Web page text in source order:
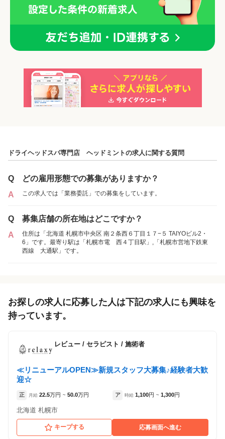
「業務委託」を募集していた店舗
1件の店舗
ドライヘッドスパ専門店 ヘッドミント
徒歩 10分 ）
業務委託
ドライヘッドスパ専門店 ヘッドミントの求人に関する質問
Q
どの雇用形態での募集がありますか？
A
この求人では「業務委託」での募集をしています。
Q
募集店舗の所在地はどこですか？
A
住所は「北海道 札幌市中央区 南２条西６丁目１７−５ TAIYOビル2・
6」です。最寄り駅は「札幌市電 西４丁目駅」,「札幌市営地下鉄東
西線 大通駅」です。
お探しの求人に応募した人は下記の求人にも興味を
持っています。
レビュー / セラピスト / 施術者
≪リニューアルOPEN≫新規スタッフ大募集♪経験者大歓
迎☆
正 月給 22.5万円 ~ 50.0万円 ア 時給 1,100円 ~ 1,300円
北海道 札幌市
キープする 応募画面へ進む